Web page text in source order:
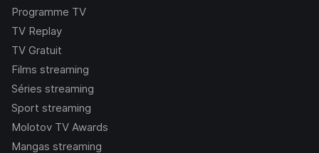
Programme TV
TV Replay
TV Gratuit
Films streaming
Séries streaming
Sport streaming
Molotov TV Awards
Mangas streaming